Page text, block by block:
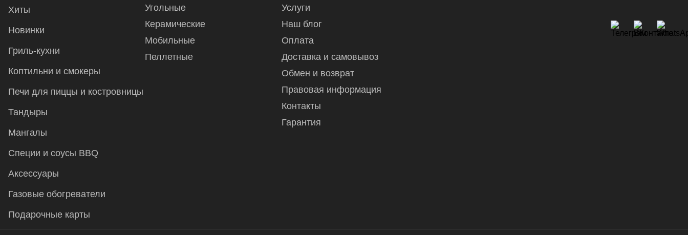
Хиты
Новинки
Гриль-кухни
Коптильни и смокеры
Печи для пиццы и костровницы
Тандыры
Мангалы
Специи и соусы BBQ
Аксессуары
Газовые обогреватели
Подарочные карты
Угольные
Керамические
Мобильные
Пеллетные
Услуги
Наш блог
Оплата
Доставка и самовывоз
Обмен и возврат
Правовая информация
Контакты
Гарантия